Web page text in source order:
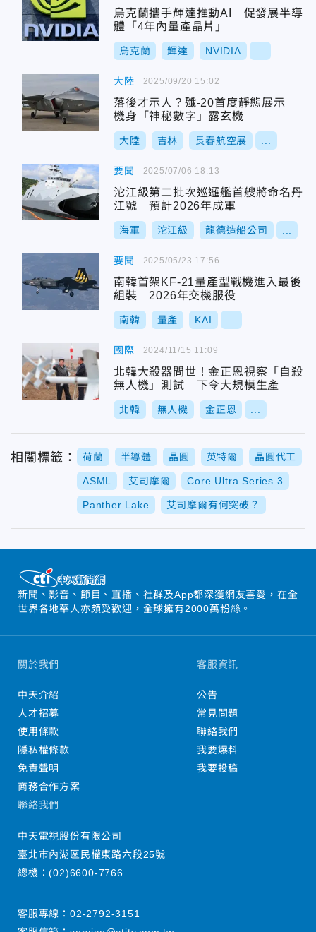
烏克蘭攜手輝達推動AI 促發展半導
體「4年內量產晶片」
烏克蘭 輝達 NVIDIA
大陸
落後才示人？殲-20首度靜態展示
機身「神秘數字」露玄機
大陸 吉林 長春航空展
2025/09/20 15:02
要聞
沱江級第二批次巡邏艦首艘將命名丹
江號 預計2026年成軍
海軍 沱江級 龍德造船公司
2025/07/06 18:13
要聞
南韓首架KF-21量產型戰機進入最後
組裝 2026年交機服役
南韓 量產 KAI
2025/05/23 17:56
國際
北韓大殺器問世！金正恩視察「自殺
無人機」測試 下令大規模生產
北韓 無人機 金正恩
2024/11/15 11:09
相關標籤： 荷蘭 半導體 晶圓 英特爾 晶圓代工
ASML 艾司摩爾 Core Ultra Series 3
Panther Lake 艾司摩爾有何突破？
新聞、影音、節目、直播、社群及App都深獲網友喜愛，在全
世界各地華人亦頗受歡迎，全球擁有2000萬粉絲。
關於我們
中天介紹
人才招募
使用條款
隱私權條款
免責聲明
商務合作方案
客服資訊
公告
常見問題
聯絡我們
我要爆料
我要投稿
聯絡我們
中天電視股份有限公司
臺北市內湖區民權東路六段25號
總機：(02)6600-7766
客服專線： 02-2792-3151